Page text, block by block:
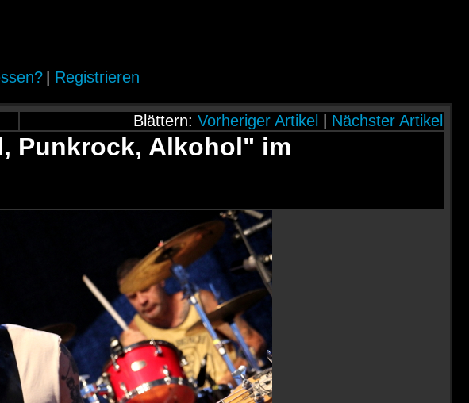
Registrieren
Blättern: Vorheriger Artikel Nächster Artikel
Punkrock, Alkohol" im